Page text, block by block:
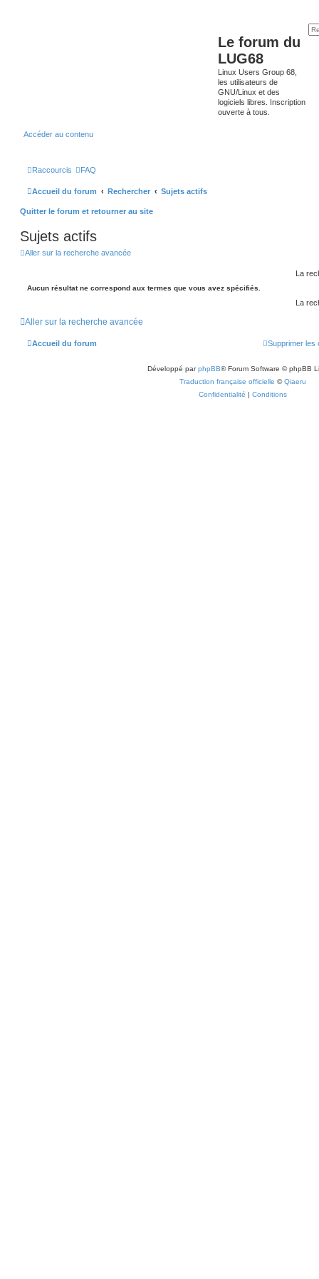
Le forum du
LUG68
Linux Users Group 68,
les utilisateurs de
GNU/Linux et des
logiciels libres. Inscription
ouverte à tous.
Accéder au contenu
Raccourcis FAQ
Accueil du forum Rechercher Sujets actifs
Quitter le forum et retourner au site
Sujets actifs
Aller sur la recherche avancée
La
Aucun résultat ne correspond aux termes que vous avez spécifiés.
La
Aller sur la recherche avancée
Accueil du forum Supprimer les
Développé parphpBB® Forum Software © phpBB
Traduction française officielle ©Qiaeru
Confidentialité | Conditions